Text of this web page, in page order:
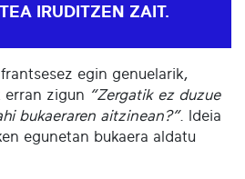
IRUDITZEN ZAIT.
egin genuelarik,
erran zigun “Zergatik ez duzue
bukaeraren aitzinean?”. Ideia
egunetan bukaera aldatu